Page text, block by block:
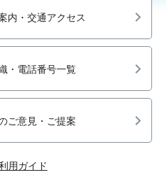
内・交通アクセス
・電話番号一覧
ご意見・ご提案
用ガイド